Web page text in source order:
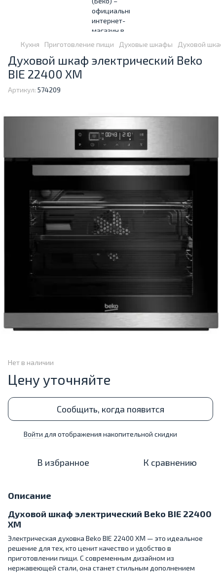
Кухня Приготовление пищи Духовые шкафы Духовой
Духовой шкаф электрический Beko
BIE 22400 XM
Артикул: 574209
Нет в наличии
Цену уточняйте
Сообщить, когда появится
Войти для отображения накопительной скидки
В избранное К сравнению
Описание
Духовой шкаф электрический Beko BIE 22400
XM
Электрическая духовка Beko BIE 22400 XM — это идеальное
решение для тех, кто ценит качество и удобство в
приготовлении пищи. С современным дизайном из
нержавеющей стали, она станет стильным дополнением